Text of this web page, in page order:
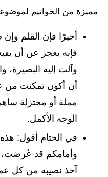
مميزة من الخواتيم
أخيرًا فإن القلم
فإنه يعجز عن أن
وآلت إليه البصيرة،
أن أكون تمكنت من
مملة أو مختزلة
الوجه الأكمل.
في الختام أقول:
وأمامكم قد عُرضت،
آخذ نصيبه من كل